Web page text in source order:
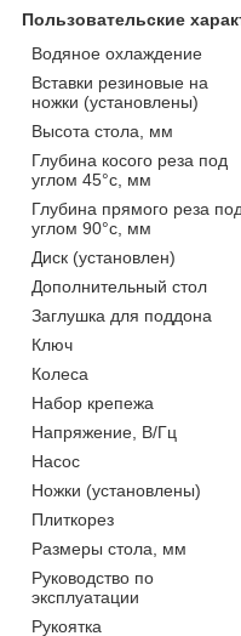
Пользовательские
Водяное охлаждение
Вставки резиновые на
ножки (установлены)
Высота стола, мм
Глубина косого реза под
углом 45°с, мм
Глубина прямого реза
углом 90°с, мм
Диск (установлен)
Дополнительный стол
Заглушка для поддона
Ключ
Колеса
Набор крепежа
Напряжение, В/Гц
Насос
Ножки (установлены)
Плиткорез
Размеры стола, мм
Руководство по
эксплуатации
Рукоятка